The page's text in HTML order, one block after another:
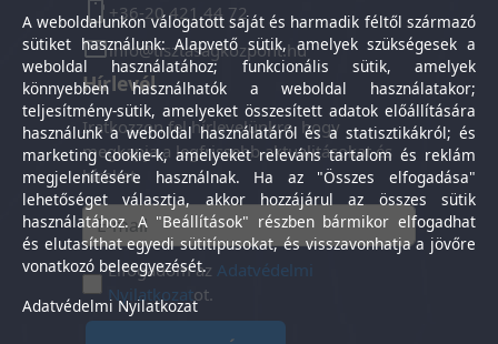
+36-20 421 44 72
info@tisztasagkozpont.hu
Hírlevél
Iratkozzon fel hírlevelünkre, hogy
megkapja a legfrissebb aktualitásokat és
híreket.
Elfogadom azAdatvédelmi
Nyilatkozatot.
A weboldalunkon válogatott saját és harmadik féltől származó
sütiket használunk: Alapvető sütik, amelyek szükségesek a
weboldal használatához; funkcionális sütik, amelyek
könnyebben használhatók a weboldal használatakor;
teljesítmény-sütik, amelyeket összesített adatok előállítására
használunk a weboldal használatáról és a statisztikákról; és
marketing cookie-k, amelyeket releváns tartalom és reklám
megjelenítésére használnak. Ha az "Összes elfogadása"
lehetőséget választja, akkor hozzájárul az összes sütik
használatához. A "Beállítások" részben bármikor elfogadhat
és elutasíthat egyedi sütitípusokat, és visszavonhatja a jövőre
vonatkozó beleegyezését.
Adatvédelmi Nyilatkozat